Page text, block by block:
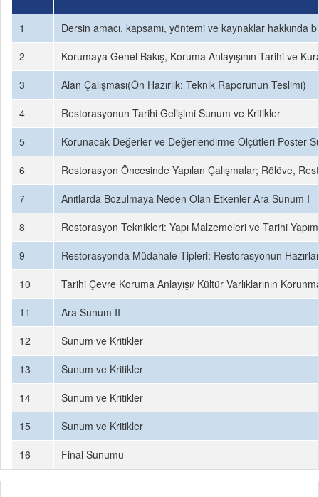
1
Dersin amacı, kapsamı, yöntemi ve kaynaklar hakkında
2
Korumaya Genel Bakış, Koruma Anlayışının Tarihi ve
3
Alan Çalışması(Ön Hazırlık: Teknik Raporunun Teslimi)
4
Restorasyonun Tarihi Gelişimi Sunum ve Kritikler
5
Korunacak Değerler ve Değerlendirme Ölçütleri Poster
6
Restorasyon Öncesinde Yapılan Çalışmalar; Rölöve,
7
Anıtlarda Bozulmaya Neden Olan Etkenler Ara Sunum I
8
Restorasyon Teknikleri: Yapı Malzemeleri ve Tarihi
9
Restorasyonda Müdahale Tipleri: Restorasyonun
10
Tarihi Çevre Koruma Anlayışı/ Kültür Varlıklarının
11
Ara Sunum II
12
Sunum ve Kritikler
13
Sunum ve Kritikler
14
Sunum ve Kritikler
15
Sunum ve Kritikler
16
Final Sunumu